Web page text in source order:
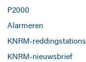
P2000
Alarmeren
KNRM-reddingstations
KNRM-nieuwsbrief